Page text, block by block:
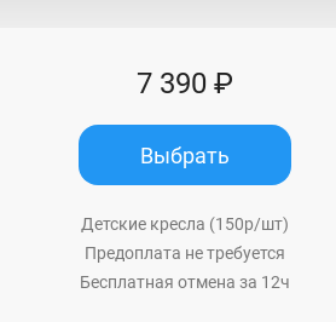
7 390 ₽
Выбрать
Детские кресла (150р/шт)
Предоплата не требуется
Бесплатная отмена за 12ч